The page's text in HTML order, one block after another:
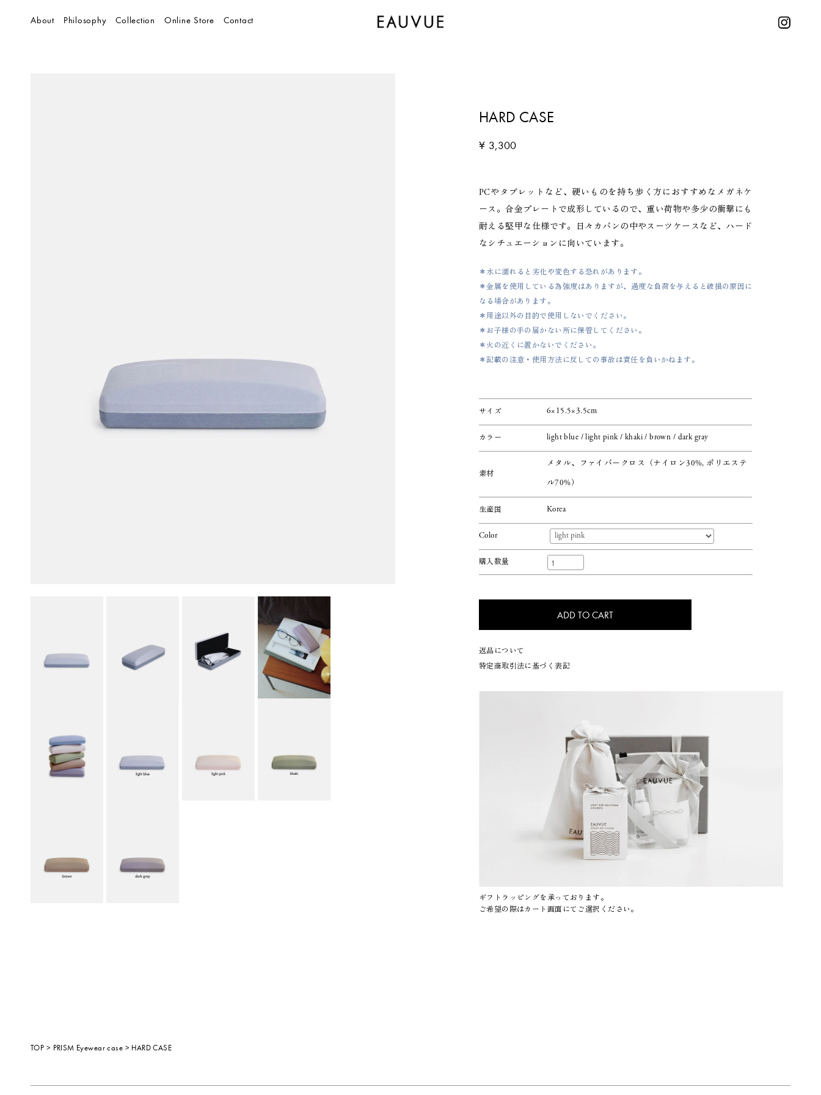
About Philosophy Collection Online Store Contact
HARD CASE
¥ 3,300
PCやタブレットなど、硬いものを持ち歩く方におすすめなメガネケ
ース。合金プレートで成形しているので、重い荷物や多少の衝撃にも
耐える堅甲な仕様です。日々カバンの中やスーツケースなど、ハード
なシチュエーションに向いています。
＊水に濡れると劣化や変色する恐れがあります。
＊金属を使用している為強度はありますが、過度な負荷を与えると破損の原因に
なる場合があります。
＊用途以外の目的で使用しないでください。
＊お子様の手の届かない所に保管してください。
＊火の近くに置かないでください。
＊記載の注意・使用方法に反しての事故は責任を負いかねます。
サイズ 6×15.5×3.5cm
カラー light blue / light pink / khaki / brown / dark gray
素材
メタル、ファイバークロス（ナイロン30%, ポリエステ
ル70%）
生産国 Korea
Color
購入数量
ADD TO CART
返品について
特定商取引法に基づく表記
ギフトラッピングを承っております。
ご希望の際はカート画面にてご選択ください。
TOP > PRISM Eyewear case > HARD CASE